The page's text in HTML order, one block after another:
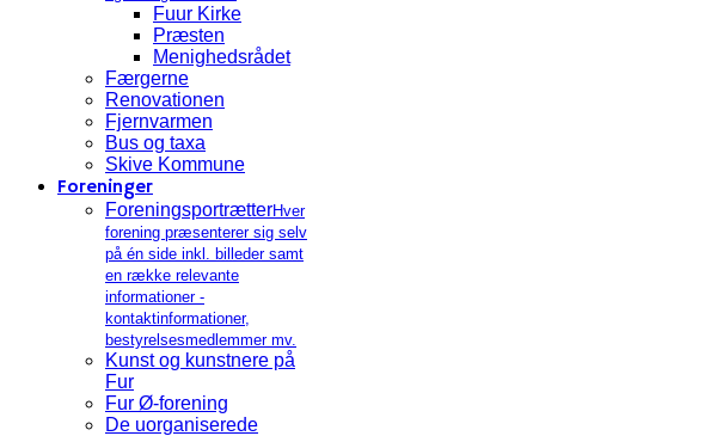
Fuur Kirke
Præsten
Menighedsrådet
Færgerne
Renovationen
Fjernvarmen
Bus og taxa
Skive Kommune
Foreninger
ForeningsportrætterHver
forening præsenterer sig selv
på én side inkl. billeder samt
en række relevante
informationer -
kontaktinformationer,
bestyrelsesmedlemmer mv.
Kunst og kunstnere på
Fur
Fur Ø-forening
De uorganiserede